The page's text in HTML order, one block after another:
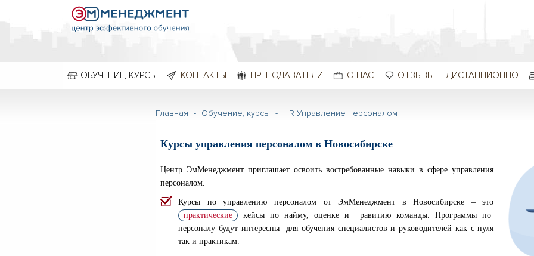
ОБУЧЕНИЕ, КУРСЫ КОНТАКТЫ ПРЕПОДАВАТЕЛИ О НАС ОТЗЫВЫ ДИСТАНЦИОННО
Главная - Обучение, курсы - HR Управление персоналом
Курсы управления персоналом в Новосибирске
Центр ЭмМенеджмент приглашает освоить востребованные навыки в сфере управления
персоналом.
Курсы по управлению персоналом от ЭмМенеджмент в Новосибирске – это
практические
кейсы по найму, оценке и равитию команды. Программы по
персоналу будут интересны для обучения специалистов и руководителей как с нуля
так и практикам.